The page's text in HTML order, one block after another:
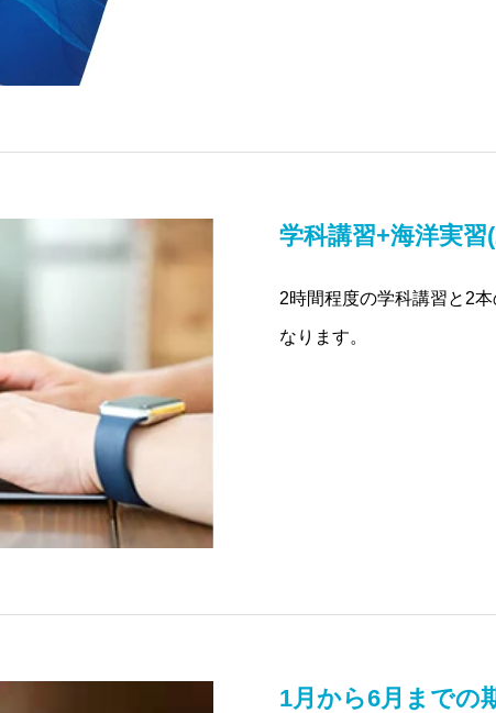
学科講習+海洋実
2時間程度の学科講習と2
なります。
1月から6月までの